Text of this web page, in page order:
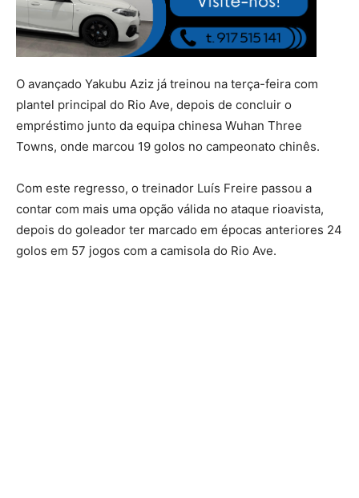
O avançado Yakubu Aziz já treinou na terça-feira com
plantel principal do Rio Ave, depois de concluir o
empréstimo junto da equipa chinesa Wuhan Three
Towns, onde marcou 19 golos no campeonato chinês.
Com este regresso, o treinador Luís Freire passou a
contar com mais uma opção válida no ataque rioavista,
depois do goleador ter marcado em épocas anteriores 24
golos em 57 jogos com a camisola do Rio Ave.